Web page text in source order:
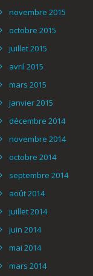
novembre 2015
octobre 2015
juillet 2015
avril 2015
mars 2015
janvier 2015
décembre 2014
novembre 2014
octobre 2014
septembre 2014
août 2014
juillet 2014
juin 2014
mai 2014
mars 2014